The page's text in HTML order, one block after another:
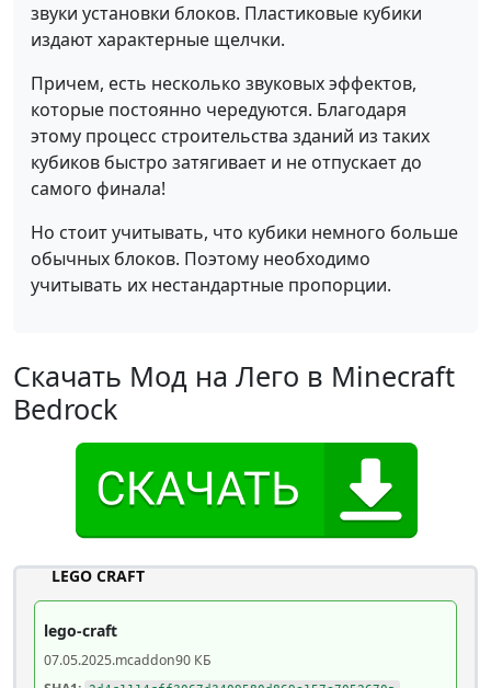
звуки установки блоков. Пластиковые кубики
издают характерные щелчки.
Причем, есть несколько звуковых эффектов,
которые постоянно чередуются. Благодаря
этому процесс строительства зданий из таких
кубиков быстро затягивает и не отпускает до
самого финала!
Но стоит учитывать, что кубики немного больше
обычных блоков. Поэтому необходимо
учитывать их нестандартные пропорции.
Скачать Мод на Лего в Minecraft
Bedrock
LEGO CRAFT
lego-craft
07.05.2025.mcaddon90 КБ